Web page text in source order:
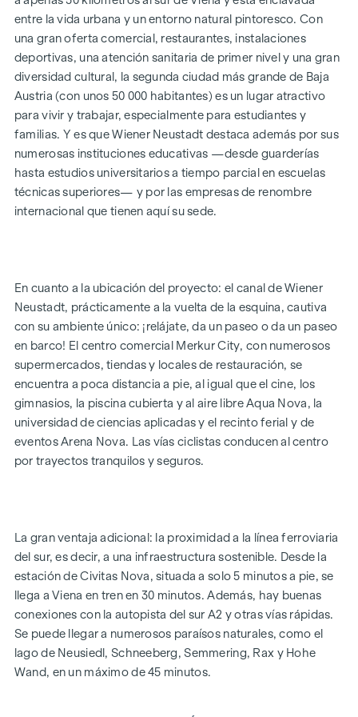
del día fresco y te darás cuenta de lo «bella» que es tu vida.
Ya sea un piso con jardín o en el ático, para una persona sola
o para una familia, para uso propio o como inversión: los
pisos de 2 a 4 habitaciones, con superficies de entre unos 52
y unos 111 m² (más zona exterior privada), satisfacen tus
deseos más personales. El proyecto ya está terminado.
Aparcamientos para bicicletas, espacio para cochecitos,
parque infantil con pérgola y zonas de descanso, así como
un aparcamiento subterráneo, completan la oferta de este
proyecto bien pensado, moderno y sostenible. Se puede
julio de 2026 y el 15 de septiembre de 2026, recibirá de
regalo una cocina (por valor de hasta 12 500 €) y un televisor
UHD de 50 pulgadas. Detalles y condiciones en:
www.winegg.at/kuechenaktion-bellavita
EQUIPAMIENTO
Calefacción por suelo radiante de bajo consumo
Suministro mediante calefacción urbana
Ventanas de gran superficie con triple acristalamiento
térmico
Puertas correderas elevables
Parqué de madera auténtica en el salón y los dormitorios
Azulejos de gran formato en los baños
CARACTERÍSTICAS DESTACADAS
4 edificios puntuales
entre la vida urbana y un entorno natural pintoresco. Con
una gran oferta comercial, restaurantes, instalaciones
deportivas, una atención sanitaria de primer nivel y una gran
diversidad cultural, la segunda ciudad más grande de Baja
Austria (con unos 50 000 habitantes) es un lugar atractivo
para vivir y trabajar, especialmente para estudiantes y
familias. Y es que Wiener Neustadt destaca además por sus
numerosas instituciones educativas —desde guarderías
hasta estudios universitarios a tiempo parcial en escuelas
técnicas superiores— y por las empresas de renombre
internacional que tienen aquí su sede.
En cuanto a la ubicación del proyecto: el canal de Wiener
Neustadt, prácticamente a la vuelta de la esquina, cautiva
con su ambiente único: ¡relájate, da un paseo o da un paseo
en barco! El centro comercial Merkur City, con numerosos
supermercados, tiendas y locales de restauración, se
encuentra a poca distancia a pie, al igual que el cine, los
gimnasios, la piscina cubierta y al aire libre Aqua Nova, la
universidad de ciencias aplicadas y el recinto ferial y de
eventos Arena Nova. Las vías ciclistas conducen al centro
por trayectos tranquilos y seguros.
La gran ventaja adicional: la proximidad a la línea ferroviaria
del sur, es decir, a una infraestructura sostenible. Desde la
estación de Civitas Nova, situada a solo 5 minutos a pie, se
llega a Viena en tren en 30 minutos. Además, hay buenas
conexiones con la autopista del sur A2 y otras vías rápidas.
Se puede llegar a numerosos paraísos naturales, como el
lago de Neusiedl, Schneeberg, Semmering, Rax y Hohe
Wand, en un máximo de 45 minutos.